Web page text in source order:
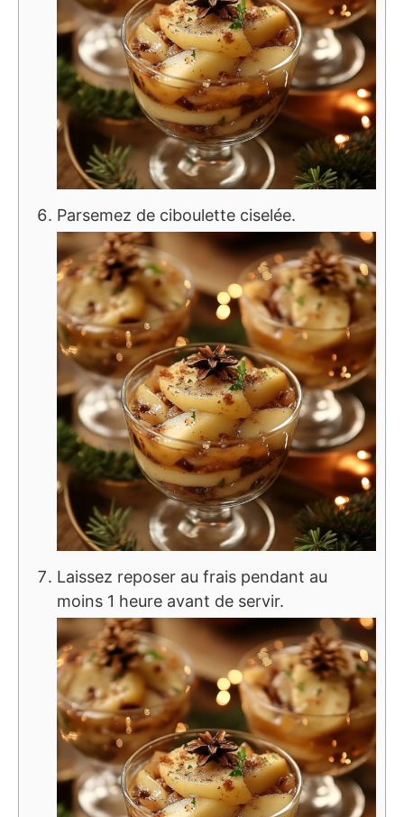
Parsemez de ciboulette ciselée.
Laissez reposer au frais pendant au
moins 1 heure avant de servir.